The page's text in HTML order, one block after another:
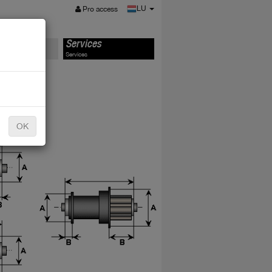
Pro access LU MENU
Services
Services
OK